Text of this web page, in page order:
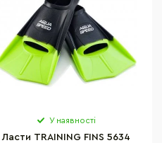
У наявності
Ласти TRAINING FINS 5634